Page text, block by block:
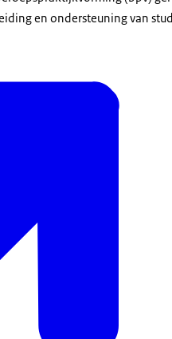
en ondersteuning van